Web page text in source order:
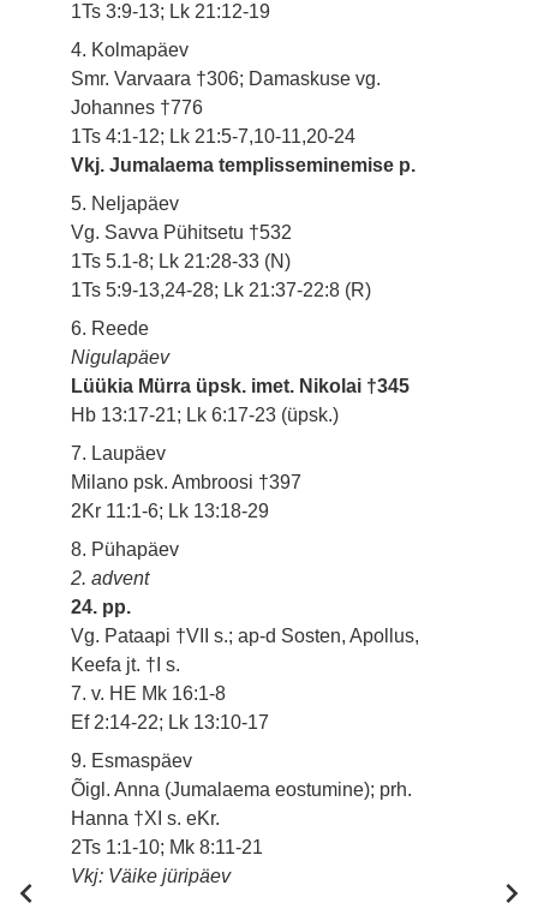
1Ts 3:9-13; Lk 21:12-19
4. Kolmapäev
Smr. Varvaara †306; Damaskuse vg.
Johannes †776
1Ts 4:1-12; Lk 21:5-7,10-11,20-24
Vkj. Jumalaema templisseminemise p.
5. Neljapäev
Vg. Savva Pühitsetu †532
1Ts 5.1-8; Lk 21:28-33 (N)
1Ts 5:9-13,24-28; Lk 21:37-22:8 (R)
6. Reede
Nigulapäev
Lüükia Mürra üpsk. imet. Nikolai †345
Hb 13:17-21; Lk 6:17-23 (üpsk.)
7. Laupäev
Milano psk. Ambroosi †397
2Kr 11:1-6; Lk 13:18-29
8. Pühapäev
2. advent
24. pp.
Vg. Pataapi †VII s.; ap-d Sosten, Apollus,
Keefa jt. †I s.
7. v. HE Mk 16:1-8
Ef 2:14-22; Lk 13:10-17
9. Esmaspäev
Õigl. Anna (Jumalaema eostumine); prh.
Hanna †XI s. eKr.
2Ts 1:1-10; Mk 8:11-21
Vkj: Väike jüripäev